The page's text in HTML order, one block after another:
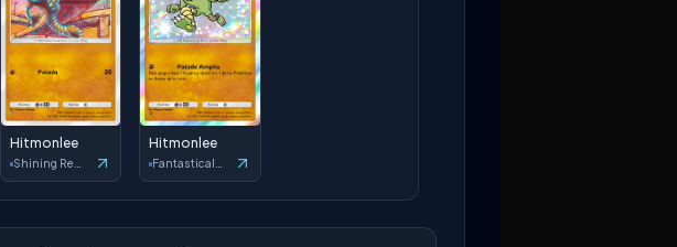
Hitmonlee Hitmonlee